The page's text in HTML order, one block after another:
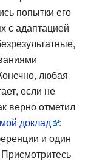
попытки его
с адаптацией
любая
если не
верно отметил
доклад
:
и один